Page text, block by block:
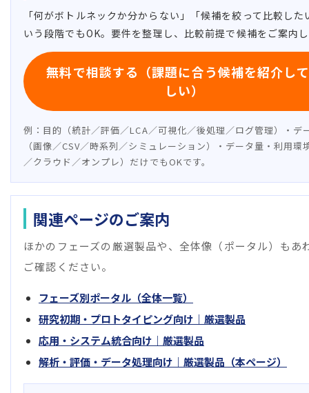
「何がボトルネックか分からない」「候補を絞って比較した
いう段階でもOK。要件を整理し、比較前提で候補をご案内
無料で相談する（課題に合う候補を紹介し
しい）
例：目的（統計／評価／LCA／可視化／後処理／ログ管理）・デ
（画像／CSV／時系列／シミュレーション）・データ量・利用環
／クラウド／オンプレ）だけでもOKです。
関連ページのご案内
ほかのフェーズの厳選製品や、全体像（ポータル）もあ
ご確認ください。
フェーズ別ポータル（全体一覧）
研究初期・プロトタイピング向け｜厳選製品
応用・システム統合向け｜厳選製品
解析・評価・データ処理向け｜厳選製品（本ページ）